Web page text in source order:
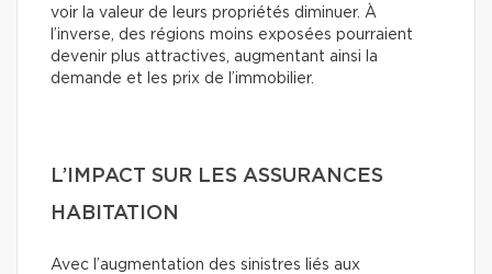
voir la valeur de leurs propriétés diminuer. À
l’inverse, des régions moins exposées pourraient
devenir plus attractives, augmentant ainsi la
demande et les prix de l’immobilier.
L’IMPACT SUR LES ASSURANCES
HABITATION
Avec l’augmentation des sinistres liés aux